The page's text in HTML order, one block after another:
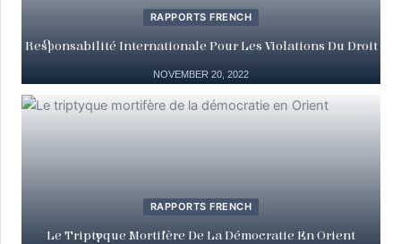
RAPPORTS FRENCH
Responsabilité Internationale Pour Les Violations Du Droit
NOVEMBER 20, 2022
RAPPORTS FRENCH
Le Triptyque Mortifère De La Démocratie En Orient